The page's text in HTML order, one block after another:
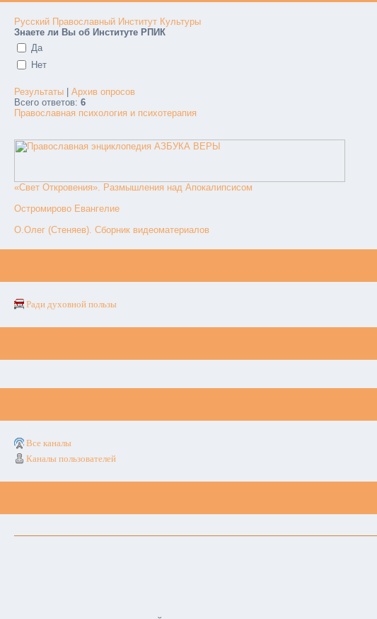
Русский Православный Институт Культуры
Знаете ли Вы об Институте РПИК
Да
Нет
Результаты
Архив опросов
Всего ответов: 6
Православная психология и психотерапия
«Свет Откровения». Размышления над Апокалипсисом
Остромирово Евангелие
О.Олег (Стеняев). Сборник видеоматериалов
Ради духовной пользы
Все каналы
Каналы пользователей